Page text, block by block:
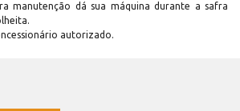
manutenção dá sua máquina durante a safra
autorizado.